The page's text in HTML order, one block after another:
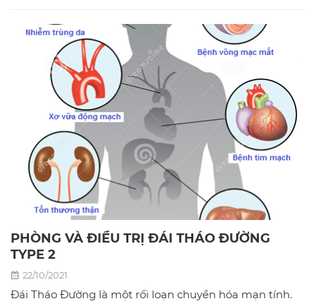
PHÒNG VÀ ĐIỀU TRỊ ĐÁI THÁO ĐƯỜNG
TYPE 2
22/10/2021
Đái Tháo Đường là một rối loạn chuyển hóa mạn tính.